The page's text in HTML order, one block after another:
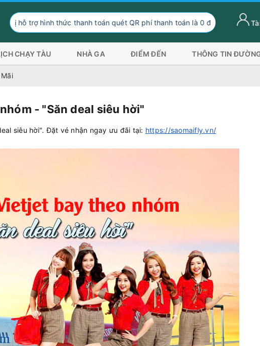
thức thanh toán quét QR phí thanh toán là 0 đồng, ngoài hình thức
CHẠY TÀU NHÀ GA ĐIỂM ĐẾN THÔNG TIN
- "Săn deal siêu hời"
siêu hời". Đặt vé nhận ngay ưu đãi tại: https://saomaifly.vn/